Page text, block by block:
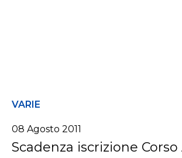
VARIE
08 Agosto 2011
Scadenza iscrizione